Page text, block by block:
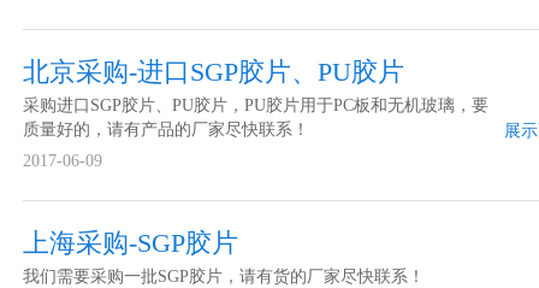
北京采购-进口SGP胶片、PU胶片
采购进口SGP胶片、PU胶片，PU胶片用于PC板和无机玻璃，要
质量好的，请有产品的厂家尽快联系！
展
2017-06-09
上海采购-SGP胶片
我们需要采购一批SGP胶片，请有货的厂家尽快联系！